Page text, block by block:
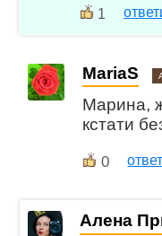
1
MariaS
Марина,
кстати
0
Алена